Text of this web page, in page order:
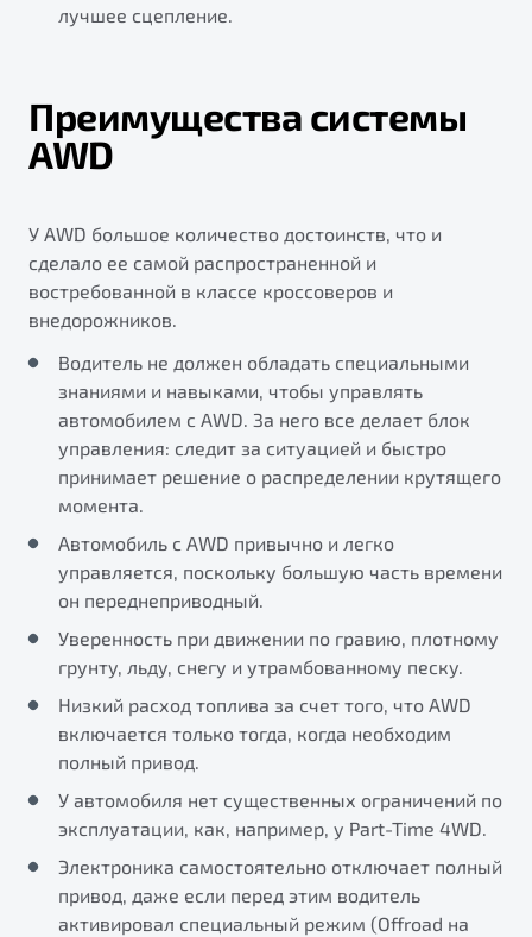
лучшее сцепление.
Преимущества системы
AWD
У AWD большое количество достоинств, что и
сделало ее самой распространенной и
востребованной в классе кроссоверов и
внедорожников.
Водитель не должен обладать специальными
знаниями и навыками, чтобы управлять
автомобилем с AWD. За него все делает блок
управления: следит за ситуацией и быстро
принимает решение о распределении крутящего
момента.
Автомобиль с AWD привычно и легко
управляется, поскольку большую часть времени
он переднеприводный.
Уверенность при движении по гравию, плотному
грунту, льду, снегу и утрамбованному песку.
Низкий расход топлива за счет того, что AWD
включается только тогда, когда необходим
полный привод.
У автомобиля нет существенных ограничений по
эксплуатации, как, например, у Part-Time 4WD.
Электроника самостоятельно отключает полный
привод, даже если перед этим водитель
активировал специальный режим (Offroad на